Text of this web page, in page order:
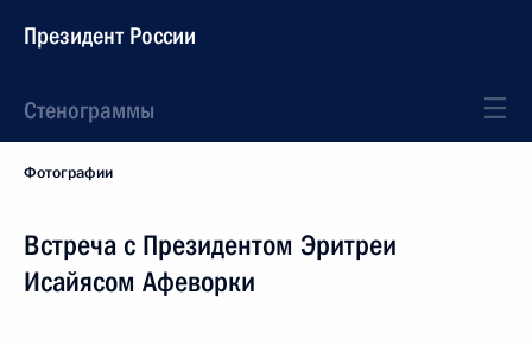
Президент России
Стенограммы
Фотографии
Встреча с Президентом Эритреи
Исайясом Афеворки